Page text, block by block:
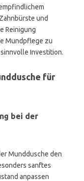
und
Reinigung
Mundpflege zu
Investition.
für
bei der
Munddusche den
sanftes
anpassen